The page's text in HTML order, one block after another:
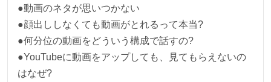
●動画のネタが思いつかない
●顔出ししなくても動画がとれるって本当?
●何分位の動画をどういう構成で話すの?
●YouTubeに動画をアップしても、見てもらえないの
はなぜ?